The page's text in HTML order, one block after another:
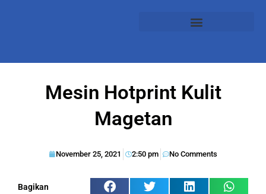
Mesin Hotprint Kulit
Magetan
November 25, 2021 2:50 pm No Comments
Bagikan